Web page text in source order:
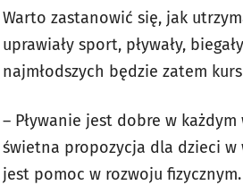
Warto zastanowić się, jak
uprawiały sport, pływały,
najmłodszych będzie zatem
– Pływanie jest dobre w
świetna propozycja dla dzieci w
jest pomoc w rozwoju